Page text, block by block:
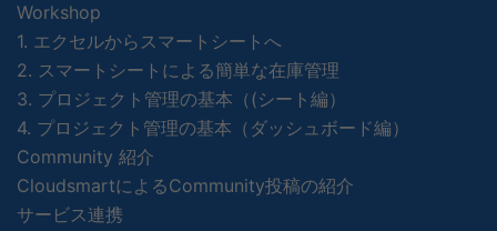
Workshop
1. エクセルからスマートシートへ
2. スマートシートによる簡単な在庫管理
3. プロジェクト管理の基本（(シート編）
4. プロジェクト管理の基本（ダッシュボード編）
Community 紹介
CloudsmartによるCommunity投稿の紹介
サービス連携